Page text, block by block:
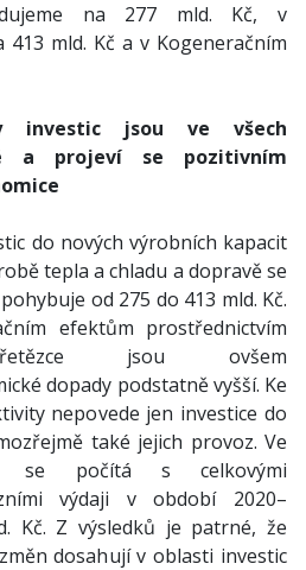
na 277 mld. Kč, v
413 mld. Kč a v Kogeneračním
investic jsou ve všech
a projeví se pozitivním
do nových výrobních kapacit
tepla a chladu a dopravě se
od 275 do 413 mld. Kč.
efektům prostřednictvím
řetězce jsou ovšem
dopady podstatně vyšší. Ke
nepovede jen investice do
také jejich provoz. Ve
se počítá s celkovými
výdaji v období 2020–
Kč. Z výsledků je patrné, že
dosahují v oblasti investic